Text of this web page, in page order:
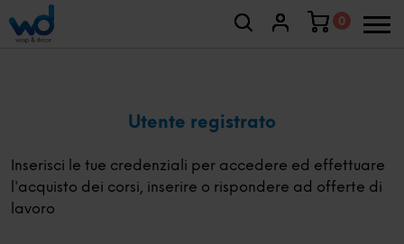
0
Utente registrato
Inserisci le tue credenziali per accedere ed effettuare
l'acquisto dei corsi, inserire o rispondere ad offerte di
lavoro